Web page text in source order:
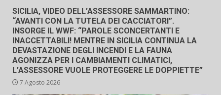
SICILIA, VIDEO DELL’ASSESSORE SAMMARTINO:
“AVANTI CON LA TUTELA DEI CACCIATORI”.
INSORGE IL WWF: “PAROLE SCONCERTANTI E
INACCETTABILI! MENTRE IN SICILIA CONTINUA LA
DEVASTAZIONE DEGLI INCENDI E LA FAUNA
AGONIZZA PER I CAMBIAMENTI CLIMATICI,
L’ASSESSORE VUOLE PROTEGGERE LE DOPPIETTE”
7 Agosto 2026